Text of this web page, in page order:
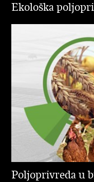
Ekološka
Poljoprivreda u